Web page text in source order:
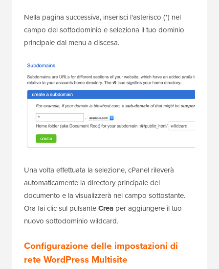
Nella pagina successiva, inserisci l'asterisco (*) nel
campo del sottodominio e seleziona il tuo dominio
principale dal menu a discesa.
Una volta effettuata la selezione, cPanel rileverà
automaticamente la directory principale del
documento e la visualizzerà nel campo sottostante.
Ora fai clic sul pulsanteCrea per aggiungere il tuo
nuovo sottodominio wildcard.
Configurazione delle impostazioni di
rete WordPress Multisite